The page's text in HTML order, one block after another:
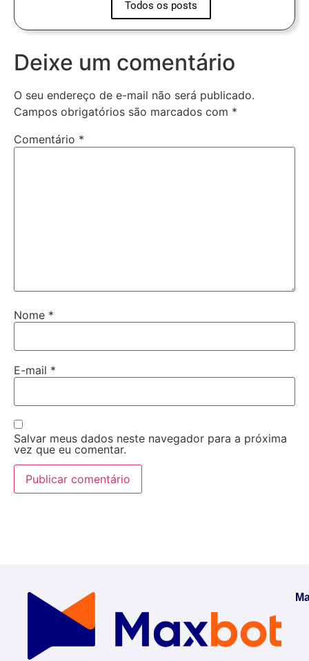
Todos os posts
Deixe um comentário
O seu endereço de e-mail não será publicado.
Campos obrigatórios são marcados com *
Comentário *
Nome *
E-mail *
Salvar meus dados neste navegador para a próxima
vez que eu comentar.